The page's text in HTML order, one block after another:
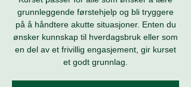
grunnleggende førstehjelp og bli tryggere
på å håndtere akutte situasjoner. Enten du
ønsker kunnskap til hverdagsbruk eller som
en del av et frivillig engasjement, gir kurset
et godt grunnlag.